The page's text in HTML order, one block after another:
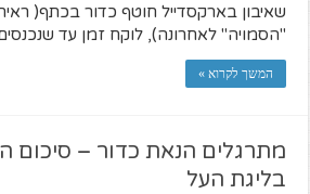
שאיבון בארקסדייל חוטף כדור בכתף(
"הסמויה" לאחרונה), לוקח זמן עד
המשך לקרוא »
מתרגלים הנאת כדור – סיכום
בליגת העל